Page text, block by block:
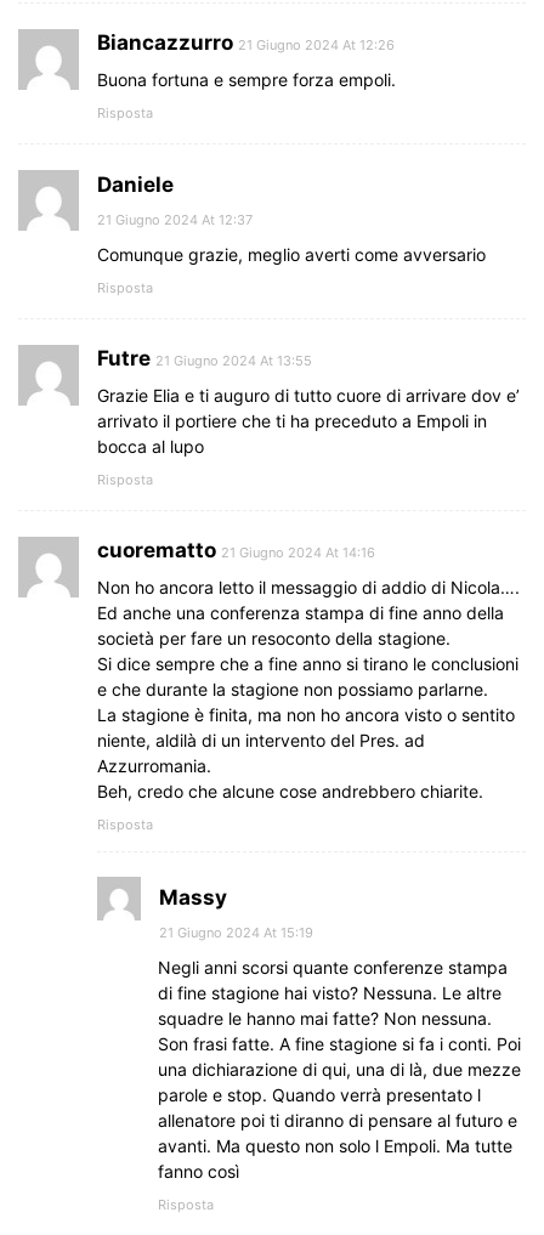
Biancazzurro 21 Giugno 2024 At 12:26
Buona fortuna e sempre forza empoli.
Risposta
Daniele
21 Giugno 2024 At 12:37
Comunque grazie, meglio averti come avversario
Risposta
Futre 21 Giugno 2024 At 13:55
Grazie Elia e ti auguro di tutto cuore di arrivare dov e’
arrivato il portiere che ti ha preceduto a Empoli in
bocca al lupo
Risposta
cuorematto 21 Giugno 2024 At 14:16
Non ho ancora letto il messaggio di addio di Nicola….
Ed anche una conferenza stampa di fine anno della
società per fare un resoconto della stagione.
Si dice sempre che a fine anno si tirano le conclusioni
e che durante la stagione non possiamo parlarne.
La stagione è finita, ma non ho ancora visto o sentito
niente, aldilà di un intervento del Pres. ad
Azzurromania.
Beh, credo che alcune cose andrebbero chiarite.
Risposta
Massy
21 Giugno 2024 At 15:19
Negli anni scorsi quante conferenze stampa
di fine stagione hai visto? Nessuna. Le altre
squadre le hanno mai fatte? Non nessuna.
Son frasi fatte. A fine stagione si fa i conti. Poi
una dichiarazione di qui, una di là, due mezze
parole e stop. Quando verrà presentato l
allenatore poi ti diranno di pensare al futuro e
avanti. Ma questo non solo l Empoli. Ma tutte
fanno così
Risposta